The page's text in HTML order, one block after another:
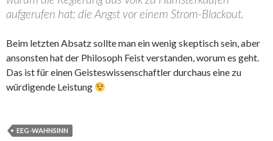
aufgerufen hat: die Angst vor einem Strom-Blackout.
Beim letzten Absatz sollte man ein wenig skeptisch sein, aber
ansonsten hat der Philosoph Feist verstanden, worum es geht.
Das ist für einen Geisteswissenschaftler durchaus eine zu
würdigende Leistung
EEG-WAHNSINN